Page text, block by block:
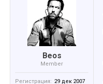
Beos
Member
Регистрация: 29 дек 2007